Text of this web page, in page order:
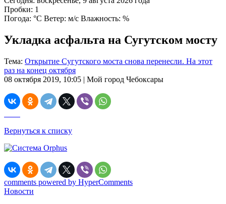
Пробки: 1
Погода: °C Ветер: м/с Влажность: %
Укладка асфальта на Сугутском мосту
Тема: Открытие Сугутского моста снова перенесли. На этот
раз на конец октября
08 октября 2019, 10:05 | Мой город Чебоксары
Вернуться к списку
comments powered by HyperComments
Новости